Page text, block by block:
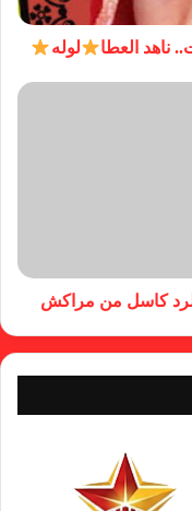
ناهد العطا لوله
كاسل من مراكش